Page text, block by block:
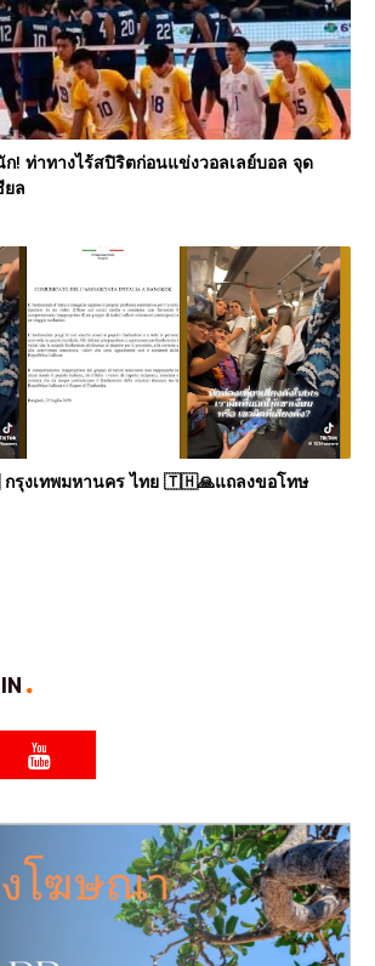
! ท่าทางไร้สปิริตก่อนแข่งวอลเลย์บอล จุด
ยล
รุงเทพมหานคร ไทย 🇹🇭🙏แถลงขอโทษ